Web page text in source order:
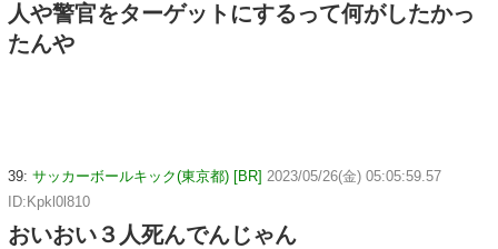
人や警官をターゲットにするって何がしたかっ
たんや
39: サッカーボールキック(東京都) [BR] 2023/05/26(金) 05:05:59.57
ID:Kpkl0l810
おいおい３人死んでんじゃん